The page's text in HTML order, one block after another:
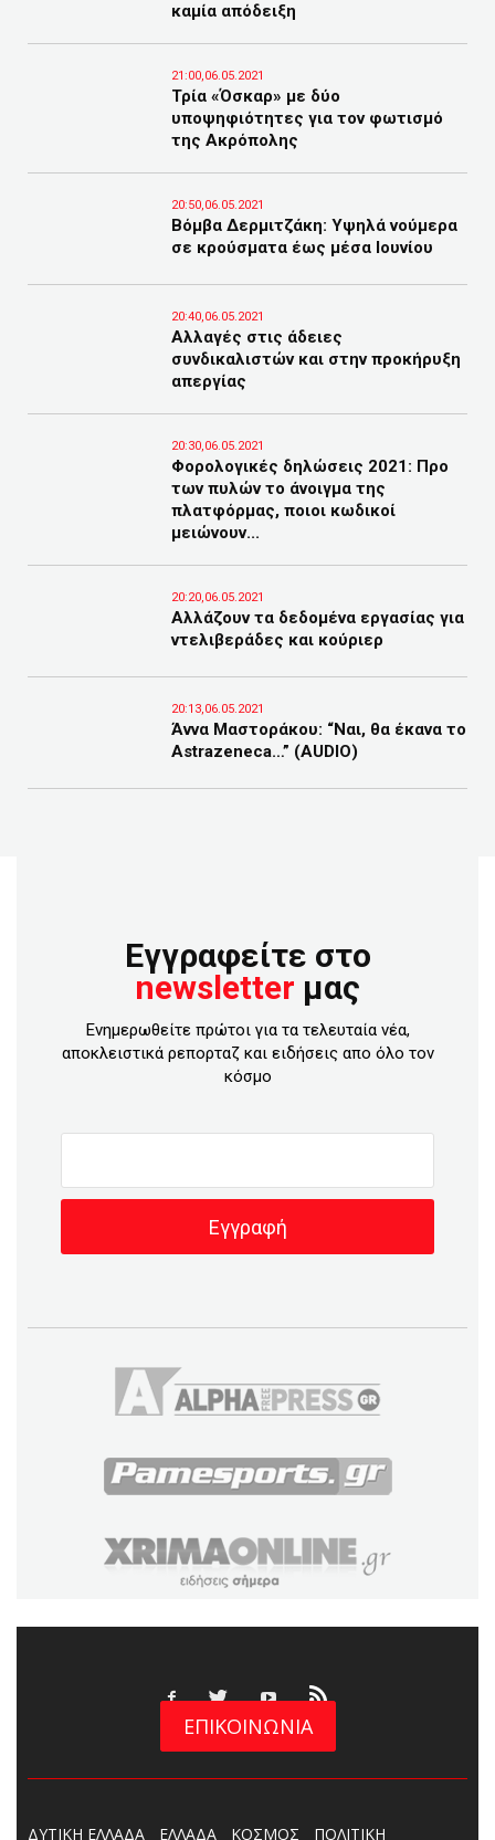
καμία απόδειξη
21:00,06.05.2021
Τρία «Όσκαρ» με δύο
υποψηφιότητες για τον φωτισμό
της Ακρόπολης
20:50,06.05.2021
Βόμβα Δερμιτζάκη: Υψηλά νούμερα
σε κρούσματα έως μέσα Ιουνίου
20:40,06.05.2021
Αλλαγές στις άδειες
συνδικαλιστών και στην προκήρυξη
απεργίας
20:30,06.05.2021
Φορολογικές δηλώσεις 2021: Προ
των πυλών το άνοιγμα της
πλατφόρμας, ποιοι κωδικοί
μειώνουν...
20:20,06.05.2021
Αλλάζουν τα δεδομένα εργασίας για
ντελιβεράδες και κούριερ
20:13,06.05.2021
Άννα Μαστοράκου: “Ναι, θα έκανα το
Astrazeneca…” (AUDIO)
Εγγραφείτε στο
newsletter μας
Ενημερωθείτε πρώτοι για τα τελευταία νέα,
αποκλειστικά ρεπορταζ και ειδήσεις απο όλο τον
κόσμο
ΕΠΙΚΟΙΝΩΝΙΑ
ΔΥΤΙΚΗ ΕΛΛΑΔΑ ΕΛΛΑΔΑ ΚΟΣΜΟΣ ΠΟΛΙΤΙΚΗ